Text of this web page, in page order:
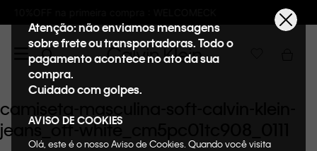
Frete GRÁTIS nas
Atenção: não enviamos mensagens
sobre frete ou transportadoras. Todo o
pagamento acontece no ato da sua
compra.
Cuidado com golpes.
AVISO DE COOKIES
Olá, este é o nosso Aviso de Cookies. Quando você visita
camiseta-masculina-soft-calvin-klein-
jeans_off-white_cm5pc01tc908_0111